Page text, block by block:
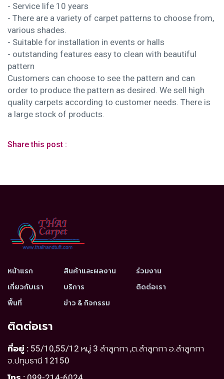
- Service life 10 years
- There are a variety of carpet patterns to choose from,
various shades.
- Suitable for installation in events or halls
- outstanding features easy to clean with beautiful
pattern
Customers can choose to see the pattern and can
order to produce the pattern as desired. We sell high
quality carpets according to customer needs. There is
a large stock of products.
Share this post :
หน้าแรก
เกี่ยวกับเรา
พื้นที่
สินค้าและผลงาน
บริการ
ข่าว & กิจกรรม
ร่วมงาน
ติดต่อเรา
ติดต่อเรา
ที่อยู่ : 55/10,55/12 หมู่ 3 ลำลูกกา ,ต.ลำลูกกา อ.ลำลูกกา
จ.ปทุมธานี 12150